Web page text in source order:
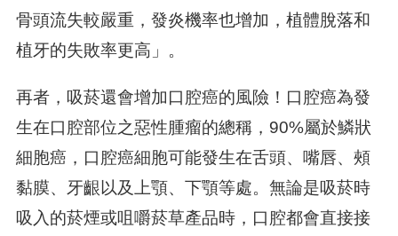
骨頭流失較嚴重，發炎機率也增加，植體脫落和
植牙的失敗率更高」。
再者，吸菸還會增加口腔癌的風險！口腔癌為發
生在口腔部位之惡性腫瘤的總稱，90%屬於鱗狀
細胞癌，口腔癌細胞可能發生在舌頭、嘴唇、頰
黏膜、牙齦以及上顎、下顎等處。無論是吸菸時
吸入的菸煙或咀嚼菸草產品時，口腔都會直接接